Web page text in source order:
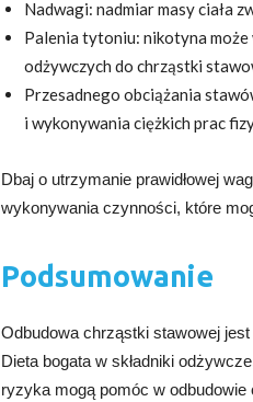
Nadwagi: nadmiar masy ciała
Palenia tytoniu: nikotyna może
odżywczych do chrząstki
Przesadnego obciążania
i wykonywania ciężkich prac
Dbaj o utrzymanie prawidłowej
wykonywania czynności, które
Podsumowanie
Odbudowa chrząstki stawowej
Dieta bogata w składniki
ryzyka mogą pomóc w